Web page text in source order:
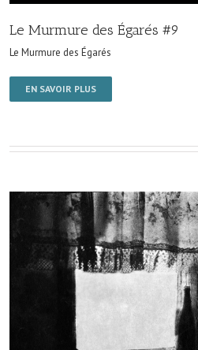
Le Murmure des Égarés #9
Le Murmure des Égarés
EN SAVOIR PLUS